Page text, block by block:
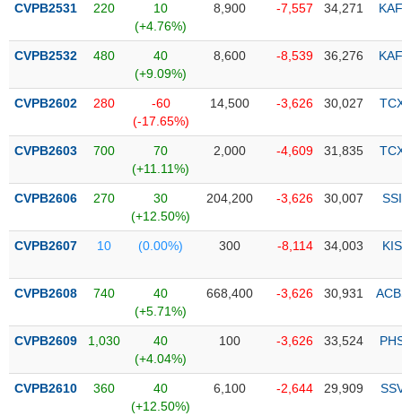
thái
phiếu
mô
thị
Niêm
Niêm
mới
yết
sung
CVPB2531 220
10
(+4.76%)
8,900 -7,557 34,271
CVPB2532 480
40
(+9.09%)
8,600 -8,539 36,276
CVPB2602 280
-60
(-17.65%)
14,500 -3,626 30,027
CVPB2603 700
70
(+11.11%)
2,000 -4,609 31,835
CVPB2606 270
30
(+12.50%)
204,200 -3,626 30,007 SSI
CVPB2607 10 (0.00%) 300 -8,114 34,003 KIS
CVPB2608 740
40
(+5.71%)
668,400 -3,626 30,931
CVPB2609 1,030
40
(+4.04%)
100 -3,626 33,524
CVPB2610 360
40
(+12.50%)
6,100 -2,644 29,909
NGÀNH
DOANH
NGHIỆP
PHIẾU
PHÁI
TRÁI